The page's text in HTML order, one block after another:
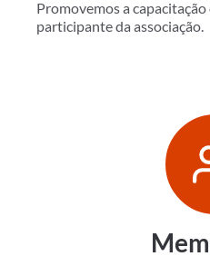
Promovemos a
participante da associação.